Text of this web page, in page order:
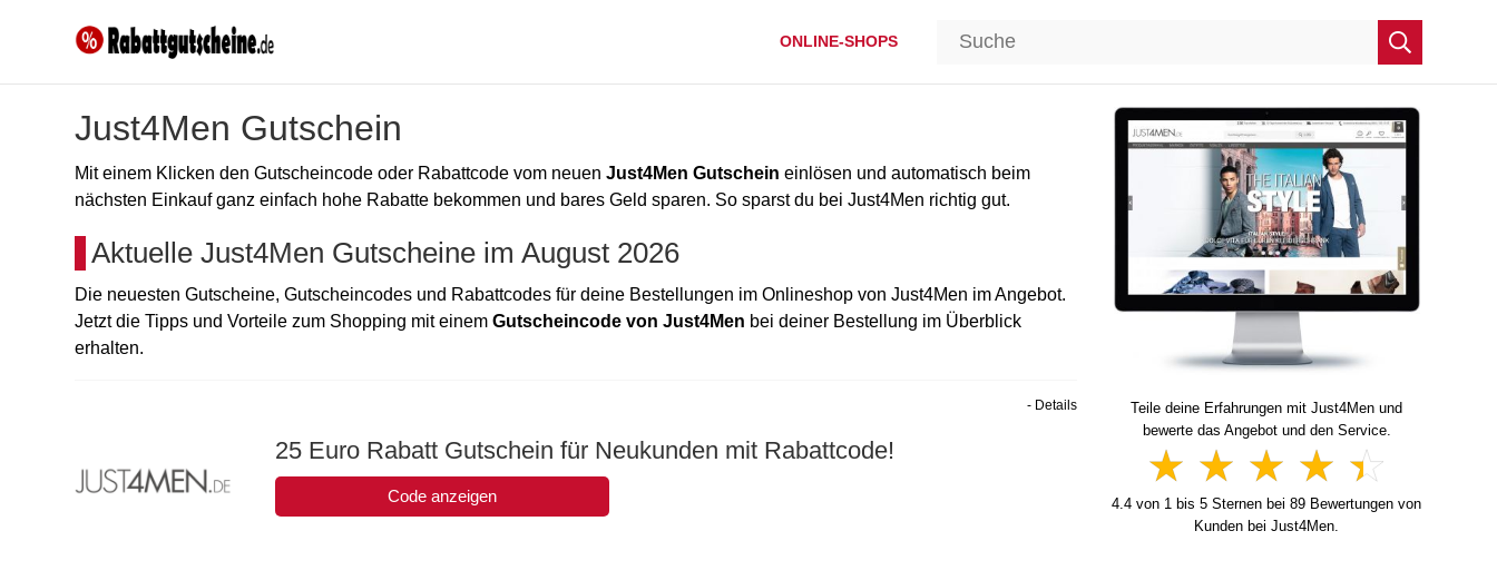
ONLINE-SHOPS
Just4Men Gutschein
Mit einem Klicken den Gutscheincode oder Rabattcode vom neuen Just4Men Gutschein einlösen und automatisch beim
nächsten Einkauf ganz einfach hohe Rabatte bekommen und bares Geld sparen. So sparst du bei Just4Men richtig gut.
Aktuelle Just4Men Gutscheine im August 2026
Die neuesten Gutscheine, Gutscheincodes und Rabattcodes für deine Bestellungen im Onlineshop von Just4Men im Angebot.
Jetzt die Tipps und Vorteile zum Shopping mit einem Gutscheincode von Just4Men bei deiner Bestellung im Überblick
erhalten.
25 Euro Rabatt Gutschein für Neukunden mit Rabattcode!
Code anzeigen
- Details
Teile deine Erfahrungen mit Just4Men und
bewerte das Angebot und den Service.
4.4 von 1 bis 5 Sternen bei 89 Bewertungen von
Kunden bei Just4Men.